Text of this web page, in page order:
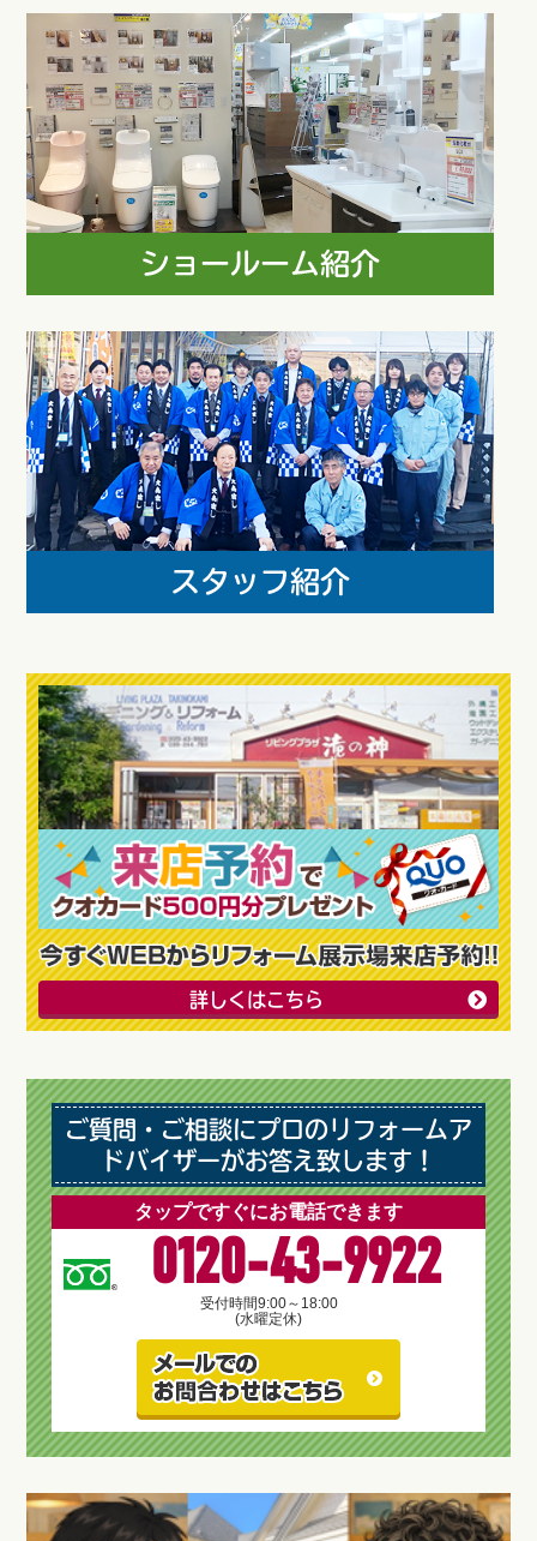
詳しくはこちら
ご質問・ご相談にプロのリフォームア
ドバイザーがお答え致します！
タップですぐにお電話できます
0120-43-9922
受付時間9:00～18:00
(水曜定休)